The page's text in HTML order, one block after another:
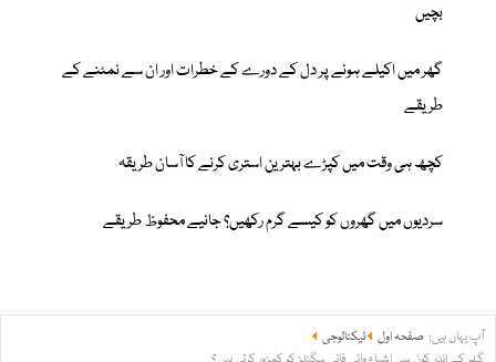
بچیں
گھر میں اکیلے ہونے پر دل کے دورے کے خطرات اور ان سے نمٹنے کے
طریقے
کچھ ہی وقت میں کپڑے بہترین استری کرنے کا آسان طریقہ
سردیوں میں گھروں کو کیسے گرم رکھیں؟ جانیے محفوظ طریقے
آپ یہاں ہیں: صفحہ اول
ٹیکنالوجی